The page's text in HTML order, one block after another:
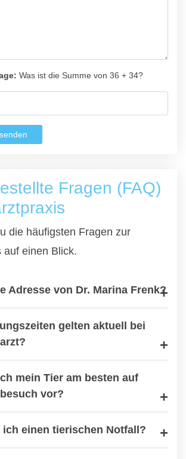
Was ist die Summe von 36 + 34?
Fragen (FAQ)
die häufigsten Fragen zur
auf einen Blick.
Adresse von Dr. Marina Frenk?
gelten aktuell bei
mein Tier am besten auf
vor?
ich einen tierischen Notfall?